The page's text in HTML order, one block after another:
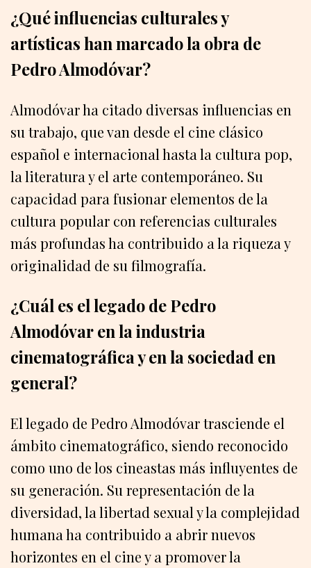
¿Qué influencias culturales y
artísticas han marcado la obra de
Pedro Almodóvar?
Almodóvar ha citado diversas influencias en
su trabajo, que van desde el cine clásico
español e internacional hasta la cultura pop,
la literatura y el arte contemporáneo. Su
capacidad para fusionar elementos de la
cultura popular con referencias culturales
más profundas ha contribuido a la riqueza y
originalidad de su filmografía.
¿Cuál es el legado de Pedro
Almodóvar en la industria
cinematográfica y en la sociedad en
general?
El legado de Pedro Almodóvar trasciende el
ámbito cinematográfico, siendo reconocido
como uno de los cineastas más influyentes de
su generación. Su representación de la
diversidad, la libertad sexual y la complejidad
humana ha contribuido a abrir nuevos
horizontes en el cine y a promover la